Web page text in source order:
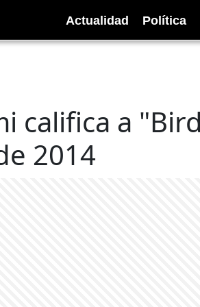
Actualidad Política
califica a
2014